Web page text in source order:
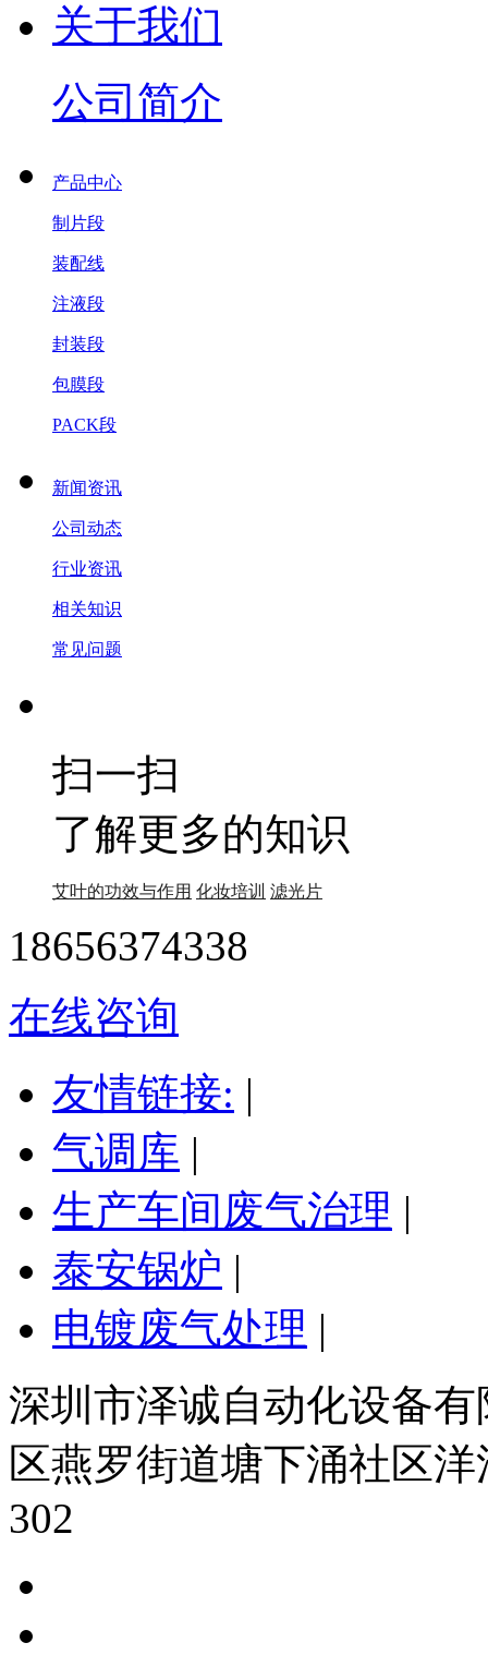
关于我们
公司简介
产品中心
制片段
装配线
注液段
封装段
包膜段
PACK段
新闻资讯
公司动态
行业资讯
相关知识
常见问题
扫一扫
了解更多的知识
艾叶的功效与作用 化妆培训 滤光片
18656374338
在线咨询
友情链接: |
气调库 |
生产车间废气治理 |
泰安锅炉 |
电镀废气处理 |
深圳市泽诚自动化设备
区燕罗街道塘下涌社区
302